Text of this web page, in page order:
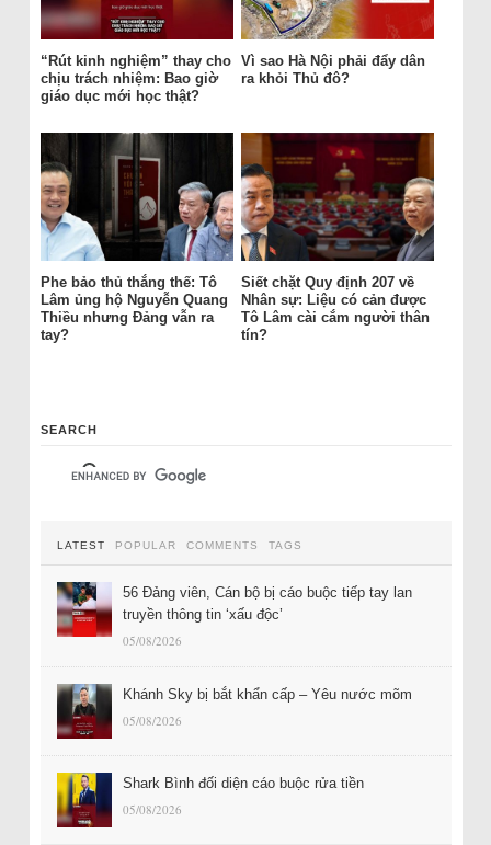
“Rút kinh nghiệm” thay cho
chịu trách nhiệm: Bao giờ
giáo dục mới học thật?
Vì sao Hà Nội phải đẩy dân
ra khỏi Thủ đô?
Phe bảo thủ thắng thế: Tô
Lâm ủng hộ Nguyễn Quang
Thiều nhưng Đảng vẫn ra
tay?
Siết chặt Quy định 207 về
Nhân sự: Liệu có cản được
Tô Lâm cài cắm người thân
tín?
SEARCH
LATEST POPULAR COMMENTS TAGS
56 Đảng viên, Cán bộ bị cáo buộc tiếp tay lan
truyền thông tin ‘xấu độc’
05/08/2026
Khánh Sky bị bắt khẩn cấp – Yêu nước mõm
05/08/2026
Shark Bình đối diện cáo buộc rửa tiền
05/08/2026